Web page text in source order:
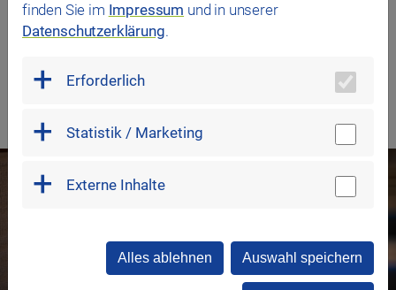
Zirbensauna
Legende
finden Sie im Impressum und in unserer
Datenschutzerklärung.
Erforderlich
Statistik / Marketing
Externe Inhalte
Alles ablehnen Auswahl speichern